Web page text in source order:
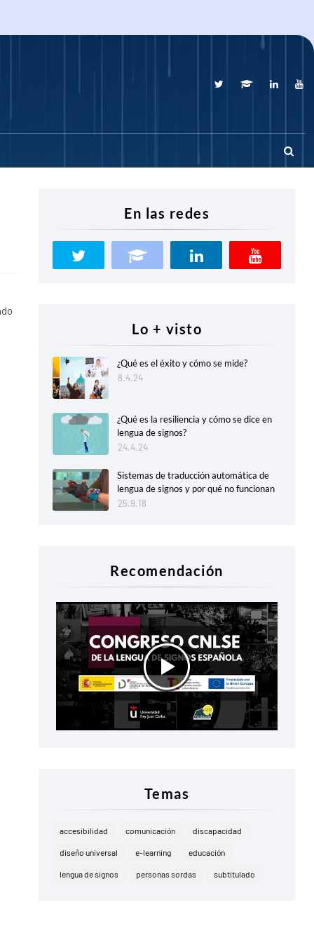
En las redes
Lo + visto
¿Qué es el éxito y cómo se mide?
8.4.24
¿Qué es la resiliencia y cómo se dice en
lengua de signos?
24.4.24
Sistemas de traducción automática de
lengua de signos y por qué no funcionan
25.9.18
Recomendación
Temas
accesibilidad comunicación discapacidad
diseño universal e-learning educación
lengua de signos personas sordas subtitulado